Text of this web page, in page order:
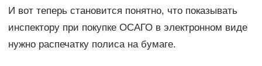
И вот теперь становится понятно, что показывать
инспектору при покупке ОСАГО в электронном виде
нужно распечатку полиса на бумаге.